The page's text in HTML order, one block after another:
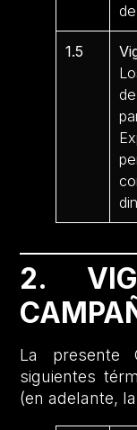
1.5
2.
La presente
siguientes
(en adelante, la